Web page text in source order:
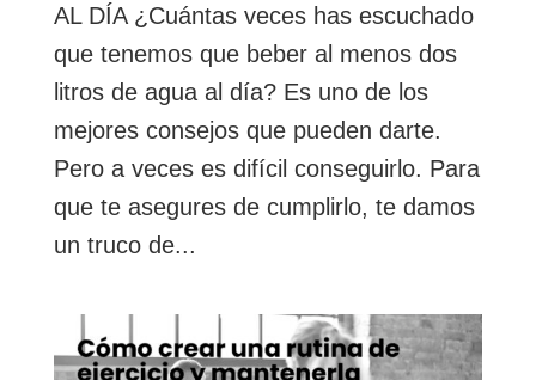
AL DÍA ¿Cuántas veces has escuchado
que tenemos que beber al menos dos
litros de agua al día? Es uno de los
mejores consejos que pueden darte.
Pero a veces es difícil conseguirlo. Para
que te asegures de cumplirlo, te damos
un truco de...